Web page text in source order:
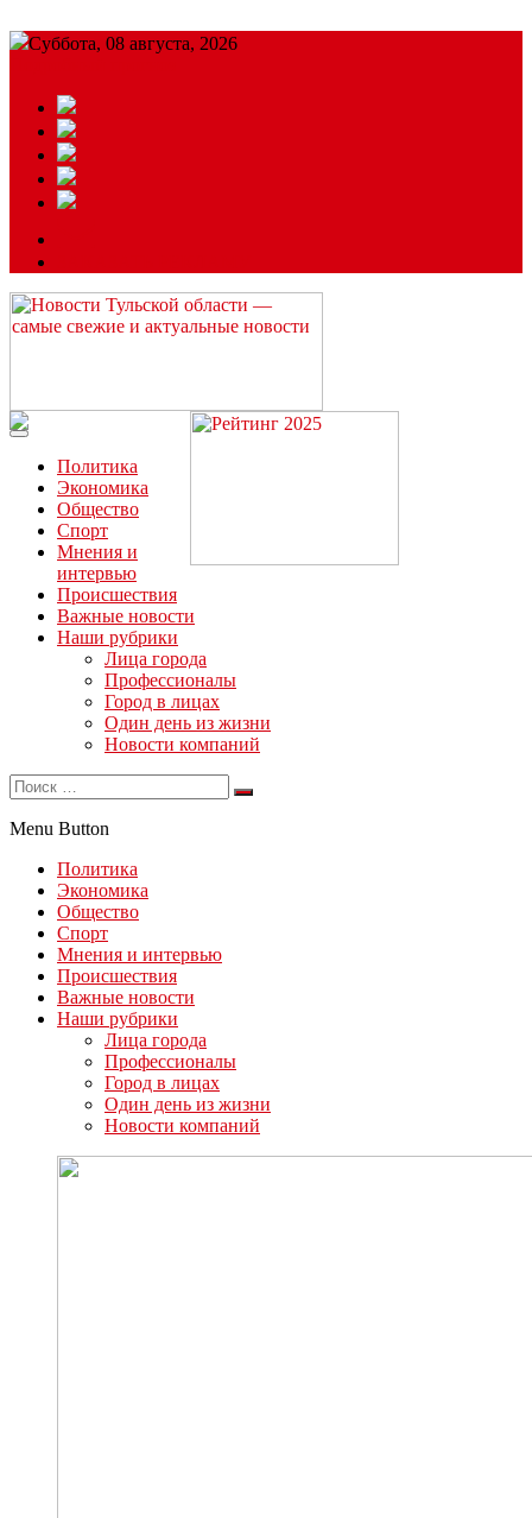
Суббота, 08 августа, 2026
Читайте последние новости дня в Тульской области на сайте
“ЗаНовомосковск”
Политика
Экономика
Общество
Спорт
Мнения и
интервью
Происшествия
Важные новости
Наши рубрики
Лица города
Профессионалы
Город в лицах
Один день из жизни
Новости компаний
Menu Button
Политика
Экономика
Общество
Спорт
Мнения и интервью
Происшествия
Важные новости
Наши рубрики
Лица города
Профессионалы
Город в лицах
Один день из жизни
Новости компаний